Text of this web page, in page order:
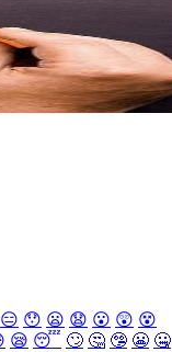
😑 😯 😦 😧 😮 😲 😵
😪 😴 🙄 🤔 🤥 😬 🤐